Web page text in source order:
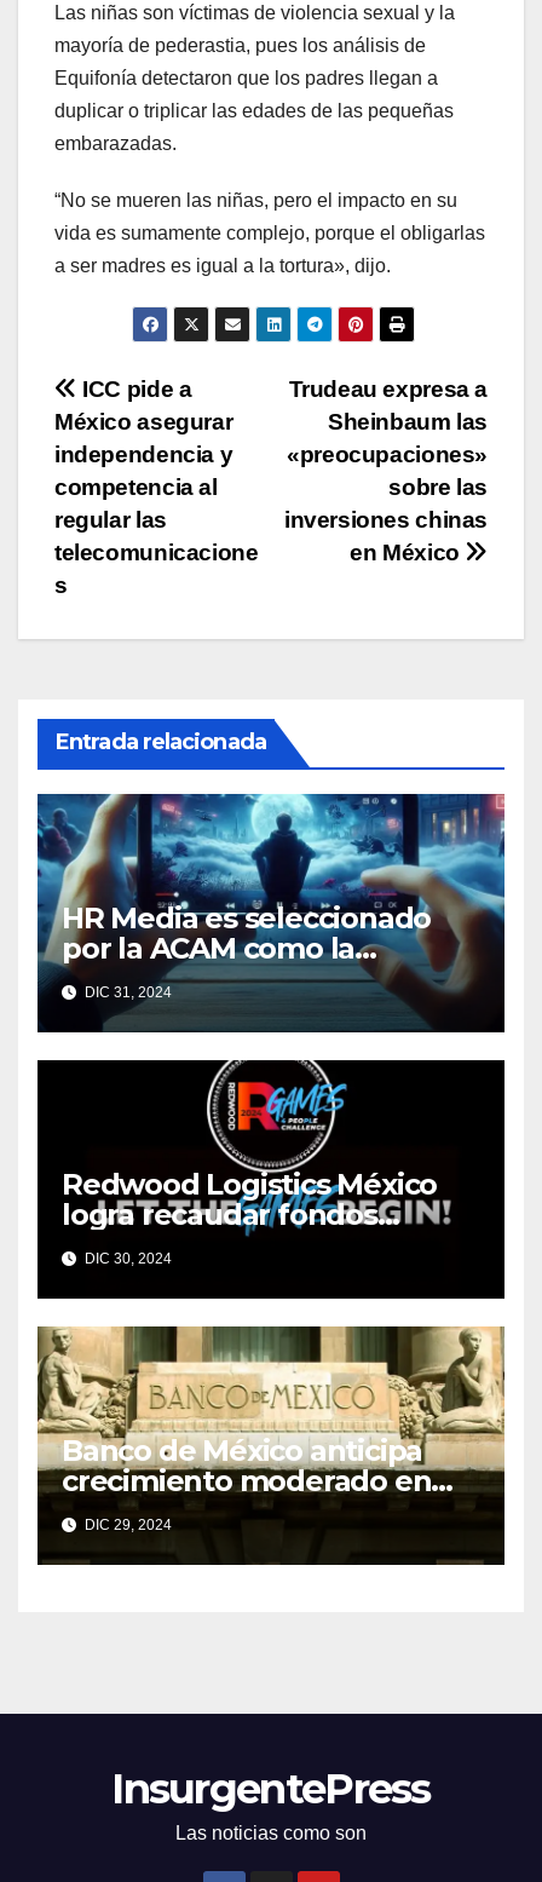
Las niñas son víctimas de violencia sexual y la
mayoría de pederastia, pues los análisis de
Equifonía detectaron que los padres llegan a
duplicar o triplicar las edades de las pequeñas
embarazadas.
“No se mueren las niñas, pero el impacto en su
vida es sumamente complejo, porque el obligarlas
a ser madres es igual a la tortura», dijo.
Navegación
de
entradas
Trudeau expresa a
Sheinbaum las
«preocupaciones»
sobre las
inversiones chinas
en México
ICC pide a
México asegurar
independencia y
competencia al
regular las
telecomunicacione
s
Entrada relacionada
HR Media es seleccionado
por la ACAM como la
medición oficial de
audiencias de video en
México
DIC 31, 2024
Redwood Logistics México
logra recaudar fondos
mediante su evento anual
Redwood Games
DIC 30, 2024
Banco de México anticipa
crecimiento moderado en
economías regionales pese a
desafíos
DIC 29, 2024
InsurgentePress
Las noticias como son